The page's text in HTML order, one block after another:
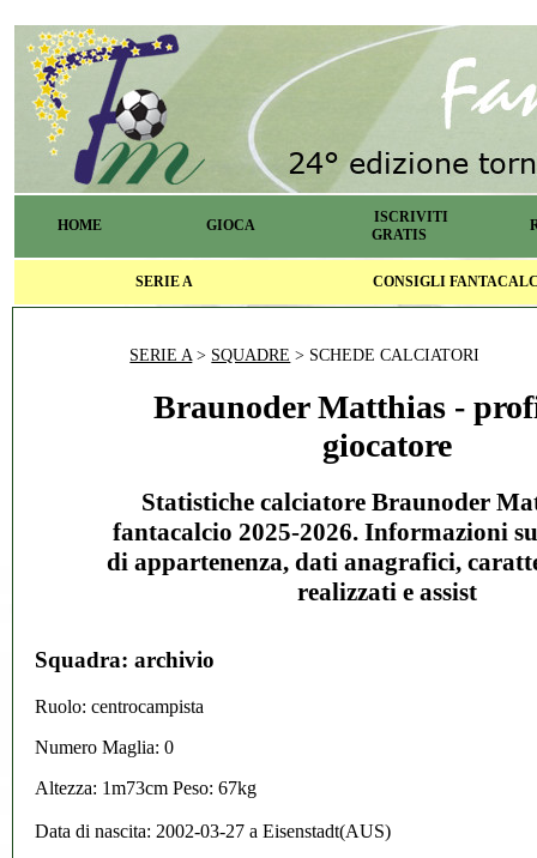
HOME GIOCA
ISCRIVITI
GRATIS
SERIE A CONSIGLI
SERIE A> SQUADRE > SCHEDE CALCIATORI
Braunoder Matthias -
giocatore
Statistiche calciatore Braunoder
fantacalcio 2025-2026. Informazioni
di appartenenza, dati anagrafici,
realizzati e assist
Squadra: archivio
Ruolo: centrocampista
Numero Maglia: 0
Altezza: 1m73cm Peso: 67kg
Data di nascita: 2002-03-27 a Eisenstadt(AUS)